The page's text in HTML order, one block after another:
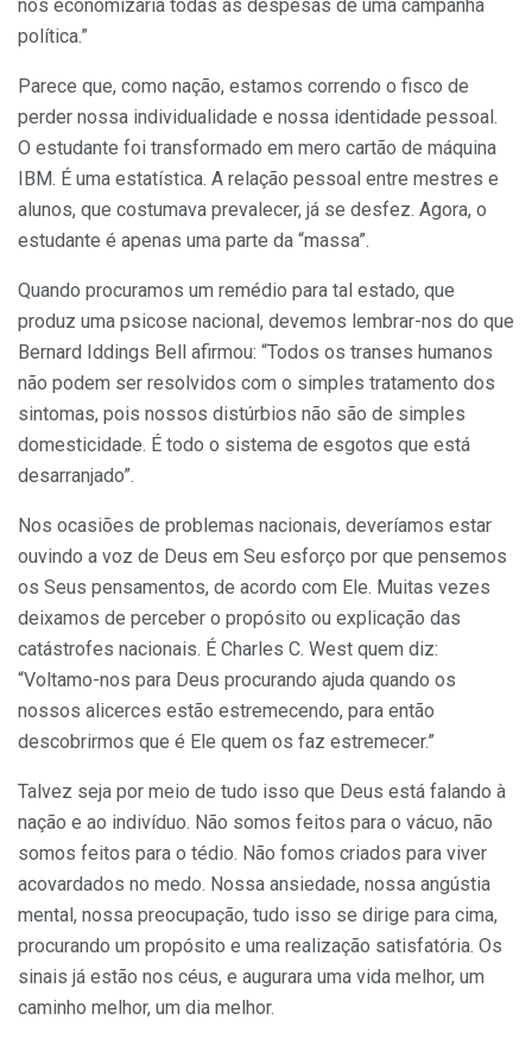
nos economizaria todas as despesas de uma campanha
política.”
Parece que, como nação, estamos correndo o fisco de
perder nossa individualidade e nossa identidade pessoal.
O estudante foi transformado em mero cartão de máquina
IBM. É uma estatística. A relação pessoal entre mestres e
alunos, que costumava prevalecer, já se desfez. Agora, o
estudante é apenas uma parte da “massa”.
Quando procuramos um remédio para tal estado, que
produz uma psicose nacional, devemos lembrar-nos do que
Bernard Iddings Bell afirmou: “Todos os transes humanos
não podem ser resolvidos com o simples tratamento dos
sintomas, pois nossos distúrbios não são de simples
domesticidade. É todo o sistema de esgotos que está
desarranjado”.
Nos ocasiões de problemas nacionais, deveríamos estar
ouvindo a voz de Deus em Seu esforço por que pensemos
os Seus pensamentos, de acordo com Ele. Muitas vezes
deixamos de perceber o propósito ou explicação das
catástrofes nacionais. É Charles C. West quem diz:
“Voltamo-nos para Deus procurando ajuda quando os
nossos alicerces estão estremecendo, para então
descobrirmos que é Ele quem os faz estremecer.”
Talvez seja por meio de tudo isso que Deus está falando à
nação e ao indivíduo. Não somos feitos para o vácuo, não
somos feitos para o tédio. Não fomos criados para viver
acovardados no medo. Nossa ansiedade, nossa angústia
mental, nossa preocupação, tudo isso se dirige para cima,
procurando um propósito e uma realização satisfatória. Os
sinais já estão nos céus, e augurara uma vida melhor, um
caminho melhor, um dia melhor.